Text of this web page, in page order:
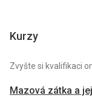
Kurzy
Zvyšte si kvalifikaci
Mazová zátka a